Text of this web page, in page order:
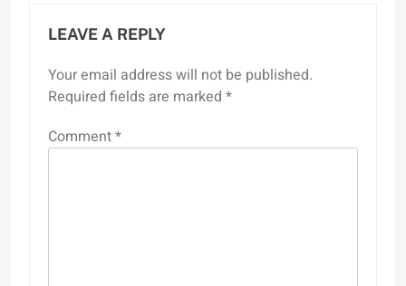
LEAVE A REPLY
Your email address will not be published.
Required fields are marked *
Comment*